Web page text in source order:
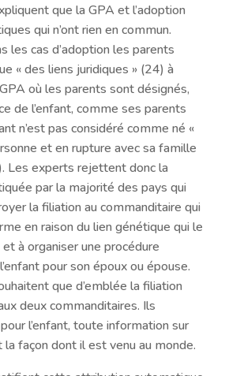
que la GPA et l’adoption
qui n’ont rien en commun.
les cas d’adoption les parents
« des liens juridiques » (24) à
où les parents sont désignés,
de l’enfant, comme ses parents
n’est pas considéré comme né «
et en rupture avec sa famille
Les experts rejettent donc la
par la majorité des pays qui
la filiation au commanditaire qui
en raison du lien génétique qui le
et à organiser une procédure
pour son époux ou épouse.
que d’emblée la filiation
deux commanditaires. Ils
l’enfant, toute information sur
façon dont il est venu au monde.